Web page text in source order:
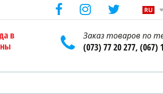
в
Заказ товаров по
(073) 77 20 277, (067)